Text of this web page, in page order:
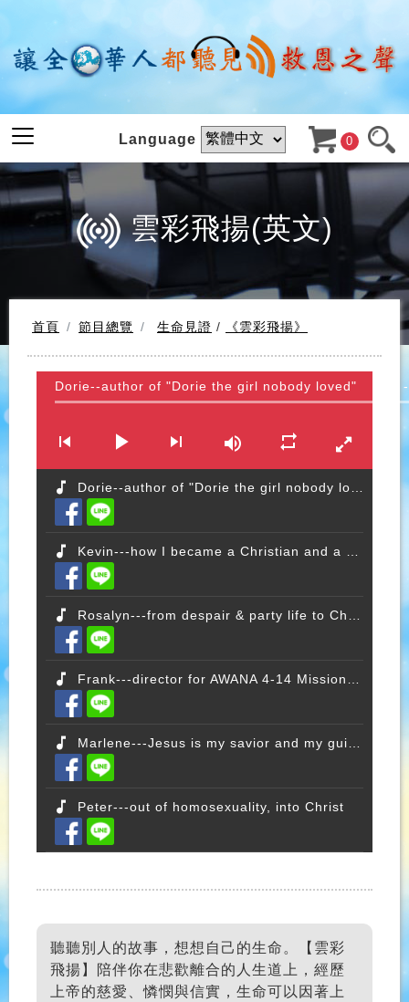
Language 0
雲彩飛揚(英文)
首頁 節目總覽 生命見證 / 《雲彩飛揚》
Dorie--author of "Dorie the girl nobody loved"
Peter---out of homosexuality, into Christ
聽聽別人的故事，想想自己的生命。【雲彩
飛揚】陪伴你在悲歡離合的人生道上，經歷
上帝的慈愛、憐憫與信實，生命可以因著上